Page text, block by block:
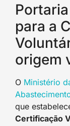
para a
origem
O Ministério
que
Certificação